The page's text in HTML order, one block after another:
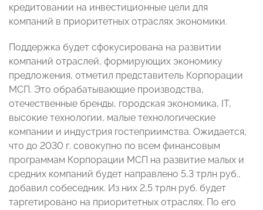
кредитовании на инвестиционные цели для
компаний в приоритетных отраслях экономики.
Поддержка будет сфокусирована на развитии
компаний отраслей, формирующих экономику
предложения, отметил представитель Корпорации
МСП. Это обрабатывающие производства,
отечественные бренды, городская экономика, IT,
высокие технологии, малые технологические
компании и индустрия гостеприимства. Ожидается,
что до 2030 г. совокупно по всем финансовым
программам Корпорации МСП на развитие малых и
средних компаний будет направлено 5,3 трлн руб.,
добавил собеседник. Из них 2,5 трлн руб. будет
таргетировано на приоритетных отраслях. По его